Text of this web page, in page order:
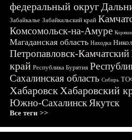
федеральный округ
Забайкалье Забайкальский край
Комсомольск-на-Амуре
Магаданская область Находка
Петропавловск-Камчатский
край Республика Бурятия
Сахалинская область Сибирь
ХабаровскХабаровский
Южно-СахалинскЯкутск
Все теги >>